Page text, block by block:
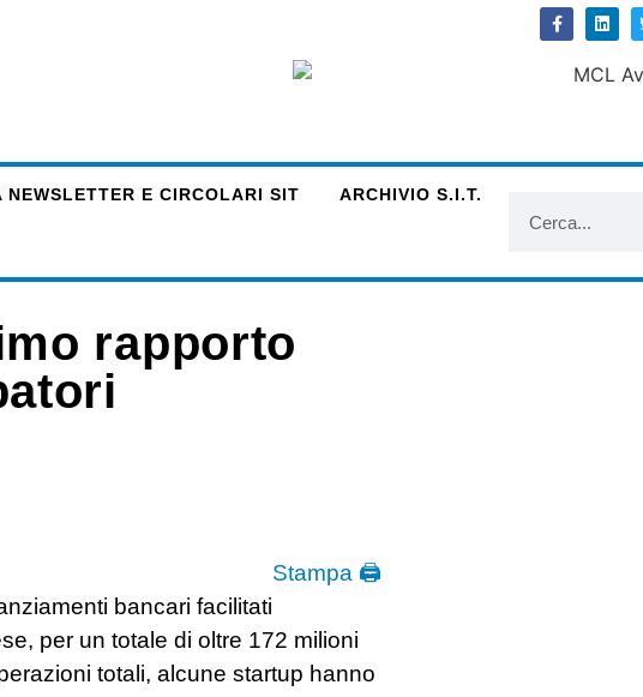
NEWSLETTER E CIRCOLARI SIT ARCHIVIO S.I.T.
rapporto
Stampa 🖨
bancari facilitati
per un totale di oltre 172 milioni
totali, alcune startup hanno